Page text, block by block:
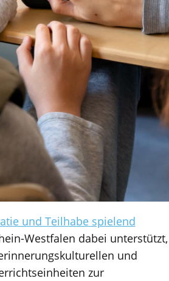
und Teilhabe spielend
Westfalen dabei unterstützt,
und
zur